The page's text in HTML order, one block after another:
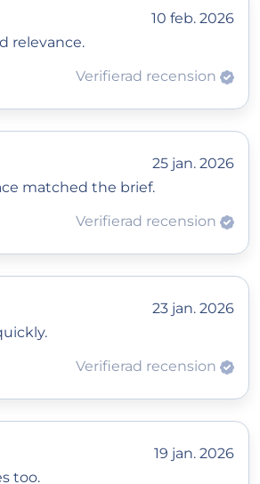
10 feb. 2026
relevance.
Verifierad recension
25 jan. 2026
matched the brief.
Verifierad recension
23 jan. 2026
Verifierad recension
19 jan. 2026
too.